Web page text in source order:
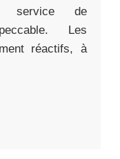
service de
Les
réactifs, à